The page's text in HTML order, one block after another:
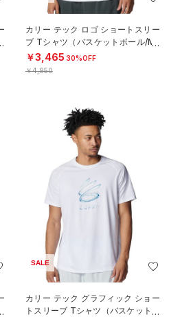
カリー テック ロゴ ショートスリー
ブ Tシャツ（バスケットボール/ME
N）
￥3,465 30%OFF
￥4,950
SALE
カリー テック グラフィック ショー
トスリーブ Tシャツ（バスケットボ